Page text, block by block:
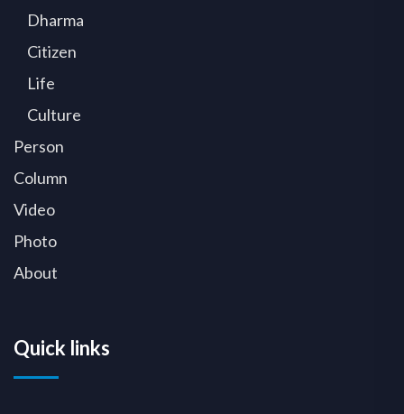
Dharma
Citizen
Life
Culture
Person
Column
Video
Photo
About
Quick links